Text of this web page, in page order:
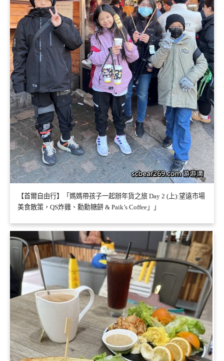
【首爾自由行】「媽媽帶孩子一起辦年貨之旅 Day 2 (上):望遠市場
美食散策，QS炸雞、勳勳糖餅 & Paik’s Coffee」」